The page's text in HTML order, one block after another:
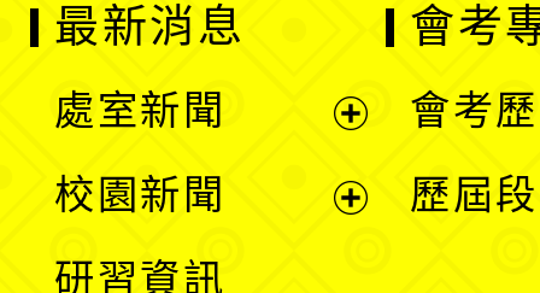
最新消息
處室新聞
校園新聞
研習資訊
會考
會考
歷屆